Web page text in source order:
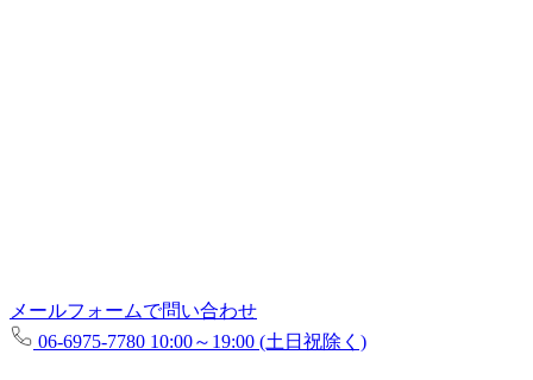
メールフォームで問い合わせ
06-6975-7780 10:00～19:00 (土日祝除く)